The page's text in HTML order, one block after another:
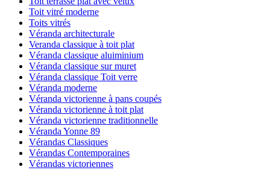
Toit vitré moderne
Toits vitrés
Véranda architecturale
Veranda classique à toit plat
Véranda classique aluiminium
Véranda classique sur muret
Véranda classique Toit verre
Véranda moderne
Véranda victorienne à pans coupés
Véranda victorienne à toit plat
Véranda victorienne traditionnelle
Véranda Yonne 89
Vérandas Classiques
Vérandas Contemporaines
Vérandas victoriennes